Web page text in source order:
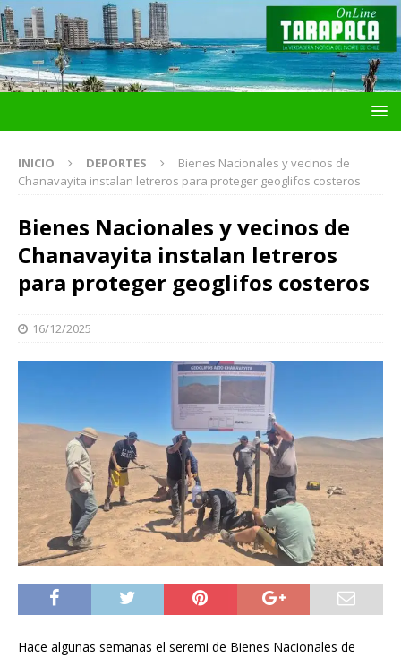
INICIO DEPORTES
Bienes Nacionales y vecinos de
Chanavayita instalan letreros para proteger geoglifos costeros
Bienes Nacionales y vecinos de
Chanavayita instalan letreros
para proteger geoglifos costeros
16/12/2025
Hace algunas semanas el seremi de Bienes Nacionales de